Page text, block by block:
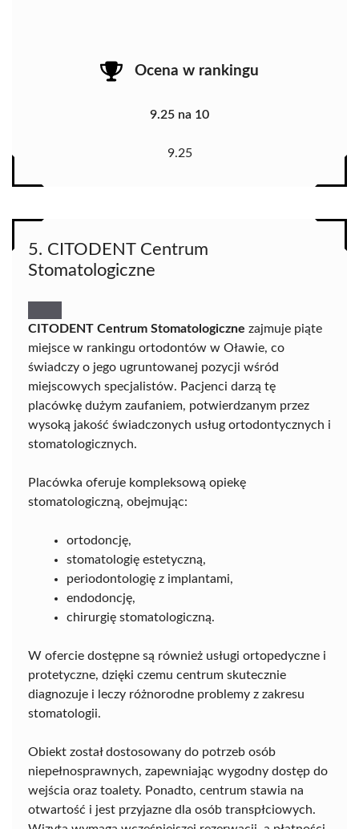
Ocena w rankingu
9.25 na 10
9.25
5. CITODENT Centrum
Stomatologiczne
CITODENT Centrum Stomatologiczne zajmuje piąte
miejsce w rankingu ortodontów w Oławie, co
świadczy o jego ugruntowanej pozycji wśród
miejscowych specjalistów. Pacjenci darzą tę
placówkę dużym zaufaniem, potwierdzanym przez
wysoką jakość świadczonych usług ortodontycznych i
stomatologicznych.
Placówka oferuje kompleksową opiekę
stomatologiczną, obejmując:
ortodoncję,
stomatologię estetyczną,
periodontologię z implantami,
endodoncję,
chirurgię stomatologiczną.
W ofercie dostępne są również usługi ortopedyczne i
protetyczne, dzięki czemu centrum skutecznie
diagnozuje i leczy różnorodne problemy z zakresu
stomatologii.
Obiekt został dostosowany do potrzeb osób
niepełnosprawnych, zapewniając wygodny dostęp do
wejścia oraz toalety. Ponadto, centrum stawia na
otwartość i jest przyjazne dla osób transpłciowych.